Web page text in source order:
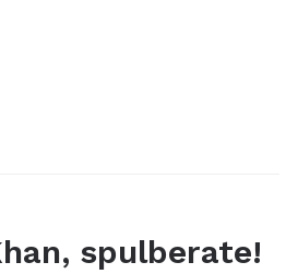
spulberate!